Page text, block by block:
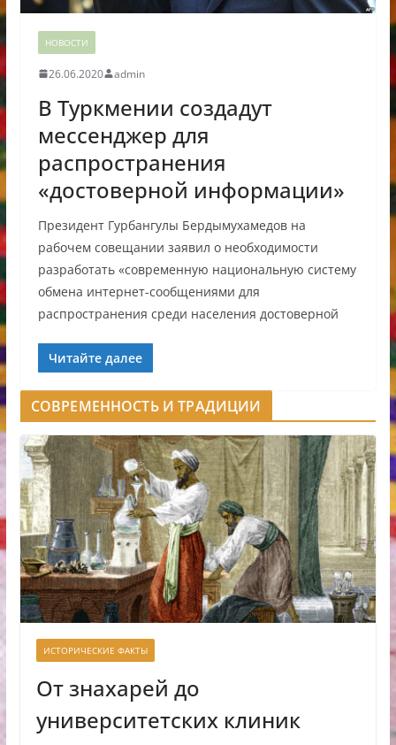
НОВОСТИ
26.06.2020 admin
В Туркмении создадут
мессенджер для
распространения
«достоверной информации»
Президент Гурбангулы Бердымухамедов на
рабочем совещании заявил о необходимости
разработать «современную национальную систему
обмена интернет-сообщениями для
распространения среди населения достоверной
Читайте далее
СОВРЕМЕННОСТЬ И ТРАДИЦИИ
ИСТОРИЧЕСКИЕ ФАКТЫ
От знахарей до
университетских клиник